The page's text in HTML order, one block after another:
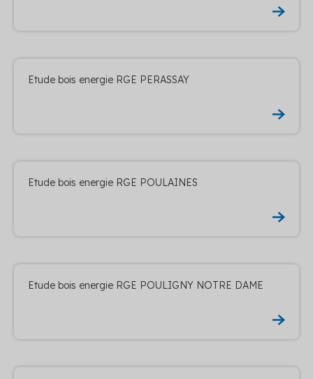
Etude bois energie RGE PERASSAY
Etude bois energie RGE POULAINES
Etude bois energie RGE POULIGNY NOTRE DAME